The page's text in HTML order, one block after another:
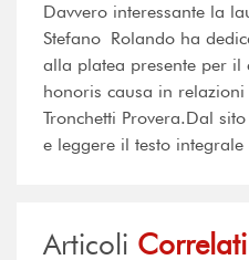
Davvero interessante la
Stefano Rolando ha
alla platea presente per
honoris causa in
Tronchetti Provera.Dal
e leggere il testo
Articoli Correlati